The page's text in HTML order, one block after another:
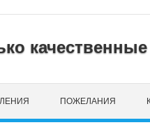
ПОЖЕЛАНИЯ